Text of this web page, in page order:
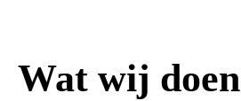
Wat wij doen